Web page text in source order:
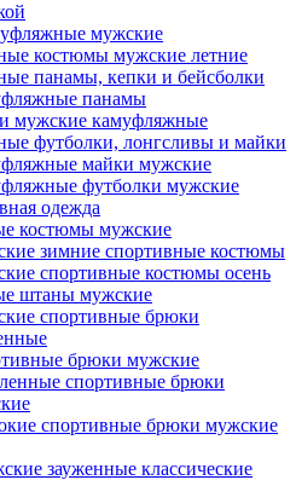
мужские
костюмы мужские летние
панамы, кепки и бейсболки
панамы
мужские камуфляжные
футболки, лонгсливы и майки
майки мужские
футболки мужские
одежда
костюмы мужские
зимние спортивные костюмы
спортивные костюмы осень
штаны мужские
спортивные брюки
брюки мужские
спортивные брюки
спортивные брюки мужские
зауженные классические